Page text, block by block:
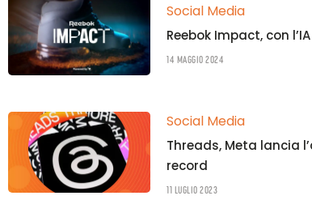
Social Media
Reebok Impact, con
14 Maggio 2024
Social Media
Threads, Meta lancia
record
11 Luglio 2023